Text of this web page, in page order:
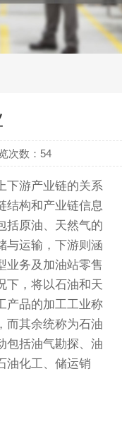
次数： 54
下游产业链的关系
结构和产业链信息
括原油、天然气的
与运输，下游则涵
业务及加油站零售
下，将以石油和天
产品的加工工业称
而其余统称为石油
包括油气勘探、油
油化工、储运销